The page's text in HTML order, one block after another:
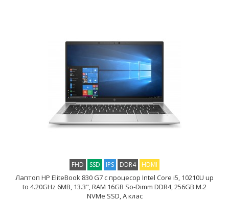
FHD SSD IPS DDR4 HDMI
Лаптоп HP EliteBook 830 G7 с процесор Intel Core i5, 10210U up
to 4.20GHz 6MB, 13.3", RAM 16GB So-Dimm DDR4, 256GB M.2
NVMe SSD, A клас